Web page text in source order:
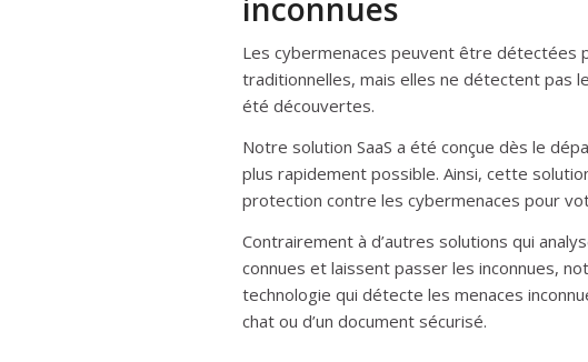
Les cybermenaces peuvent être détectées
traditionnelles, mais elles ne détectent pas
été découvertes.
Notre solution SaaS a été conçue dès le
plus rapidement possible. Ainsi, cette
protection contre les cybermenaces pour
Contrairement à d’autres solutions qui
connues et laissent passer les inconnues,
technologie qui détecte les menaces
chat ou d’un document sécurisé.